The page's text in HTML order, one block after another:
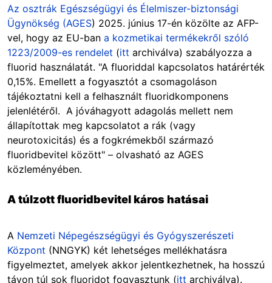
Az osztrák Egészségügyi és Élelmiszer-biztonsági
Ügynökség (AGES) 2025. június 17-én közölte az AFP-
vel, hogy az EU-ban a kozmetikai termékekről szóló
1223/2009-es rendelet (itt archiválva) szabályozza a
fluorid használatát. "A fluoriddal kapcsolatos határérték
0,15%. Emellett a fogyasztót a csomagoláson
tájékoztatni kell a felhasznált fluoridkomponens
jelenlétéről. A jóváhagyott adagolás mellett nem
állapítottak meg kapcsolatot a rák (vagy
neurotoxicitás) és a fogkrémekből származó
fluoridbevitel között" – olvasható az AGES
közleményében.
A túlzott fluoridbevitel káros hatásai
A Nemzeti Népegészségügyi és Gyógyszerészeti
Központ (NNGYK) két lehetséges mellékhatásra
figyelmeztet, amelyek akkor jelentkezhetnek, ha hosszú
távon túl sok fluoridot fogyasztunk (itt archiválva).